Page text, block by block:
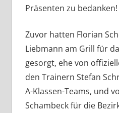
Präsenten zu bedanken!
Zuvor hatten Florian
Liebmann am Grill für
gesorgt, ehe von
den Trainern Stefan
A-Klassen-Teams, und
Schambeck für die